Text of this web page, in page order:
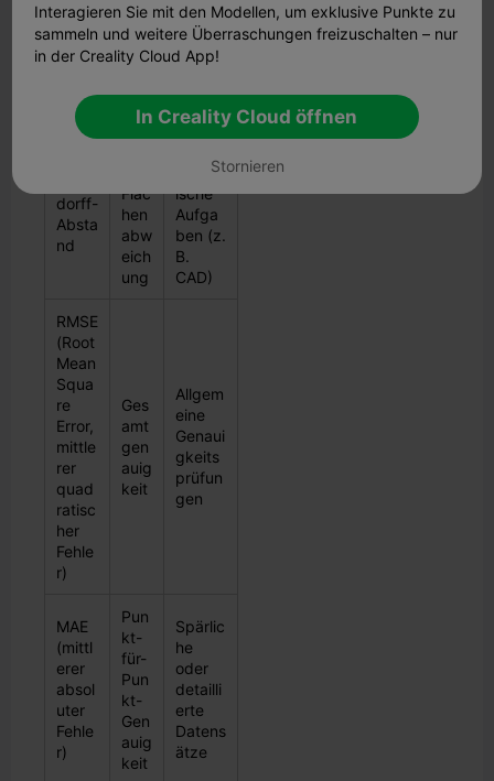
erfordern.
Metri
Fok
usb
ch
Am
besten
et für
dorff-
Absta
nd
Fläc
hen
abw
eich
ung
onskrit
ische
Aufga
ben (z.
B.
CAD)
RMSE
(Root
Mean
Squa
re
Error,
mittle
rer
quad
ratisc
her
Fehle
r)
Ges
amt
gen
auig
keit
Allgem
eine
Genaui
gkeits
prüfun
gen
MAE
(mittl
erer
absol
uter
Fehle
r)
Pun
kt-
für-
Pun
kt-
Gen
auig
keit
Spärlic
he
oder
detailli
erte
Datens
ätze
Interagieren Sie mit den Modellen, um exklusive Punkte zu
sammeln und weitere Überraschungen freizuschalten – nur
in der Creality Cloud App!
In Creality Cloud öffnen
Stornieren